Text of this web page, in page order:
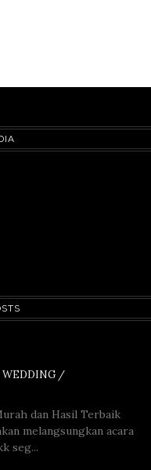
WEDDING /
dan Hasil Terbaik
melangsungkan acara
seg...